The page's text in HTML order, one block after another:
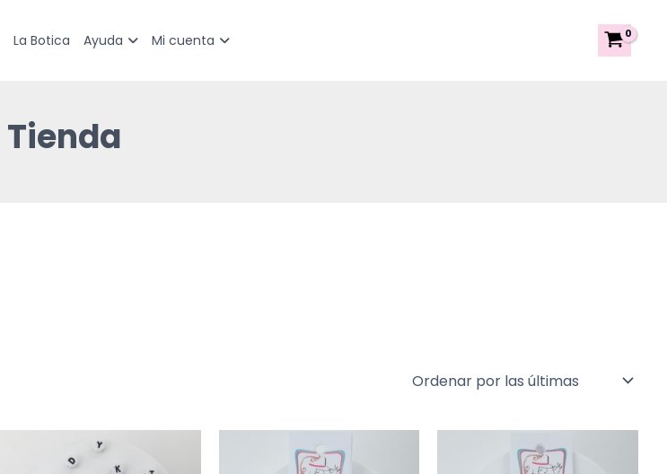
La Botica Ayuda Mi cuenta
Tienda